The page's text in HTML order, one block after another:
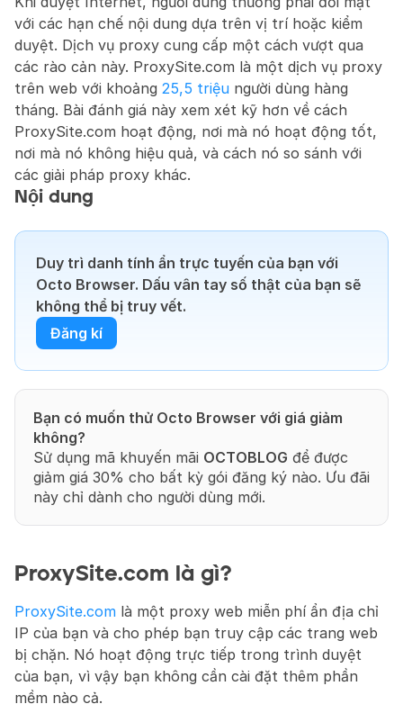
với các hạn chế nội dung dựa trên vị trí hoặc kiểm
duyệt. Dịch vụ proxy cung cấp một cách vượt qua
các rào cản này. ProxySite.com là một dịch vụ proxy
trên web với khoảng 25,5 triệu người dùng hàng
tháng. Bài đánh giá này xem xét kỹ hơn về cách
ProxySite.com hoạt động, nơi mà nó hoạt động tốt,
nơi mà nó không hiệu quả, và cách nó so sánh với
các giải pháp proxy khác.
Nội dung
Duy trì danh tính ẩn trực tuyến của bạn với
Octo Browser. Dấu vân tay số thật của bạn sẽ
không thể bị truy vết.
Đăng kí
Bạn có muốn thử Octo Browser với giá giảm
không?
Sử dụng mã khuyến mãi OCTOBLOG để được
giảm giá 30% cho bất kỳ gói đăng ký nào. Ưu đãi
này chỉ dành cho người dùng mới.
ProxySite.com là gì?
ProxySite.com là một proxy web miễn phí ẩn địa chỉ
IP của bạn và cho phép bạn truy cập các trang web
bị chặn. Nó hoạt động trực tiếp trong trình duyệt
của bạn, vì vậy bạn không cần cài đặt thêm phần
mềm nào cả.